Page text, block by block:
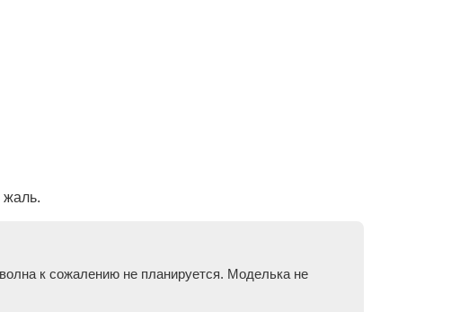
жаль.
к сожалению не планируется. Моделька не